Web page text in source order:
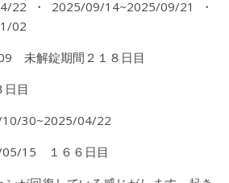
22・2025/09/14~2025/09/21・
02
未解錠期間２１８日目
目
10/30~2025/04/22
05/15 １６６日目